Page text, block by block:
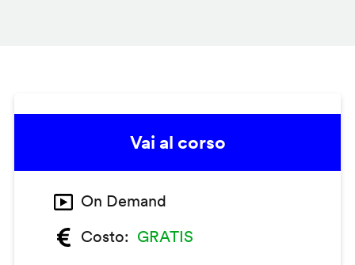
Vai al corso
On Demand
Costo
GRATIS